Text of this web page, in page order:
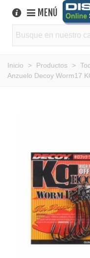
MENÚ
Inicio > Productos >
Anzuelo Decoy Worm17